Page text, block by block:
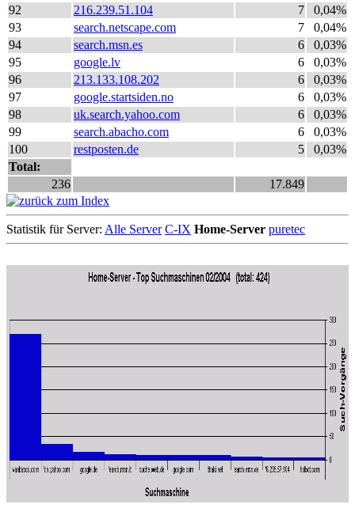
92
216.239.51.104 7
0,04%
93
search.netscape.com 7
0,04%
94
search.msn.es 6
0,03%
95
google.lv 6
0,03%
96
213.133.108.202 6
0,03%
97
google.startsiden.no 6
0,03%
98
uk.search.yahoo.com 6
0,03%
99
search.abacho.com 6
0,03%
100
restposten.de 5
0,03%
Total:
236
17.849
Statistik für Server: Alle Server C-IX Home-Server puretec